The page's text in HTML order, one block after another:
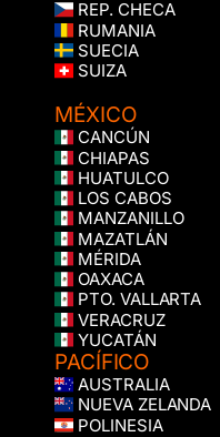
REP. CHECA
RUMANIA
SUECIA
SUIZA
MÉXICO
CANCÚN
CHIAPAS
HUATULCO
LOS CABOS
MANZANILLO
MAZATLÁN
MÉRIDA
OAXACA
PTO. VALLARTA
VERACRUZ
YUCATÁN
PACÍFICO
AUSTRALIA
NUEVA ZELANDA
POLINESIA